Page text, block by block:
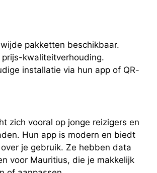
pakketten beschikbaar.
prijs-kwaliteitverhouding.
installatie via hun app of QR-
zich vooral op jonge reizigers en
Hun app is modern en biedt
je gebruik. Ze hebben data
voor Mauritius, die je makkelijk